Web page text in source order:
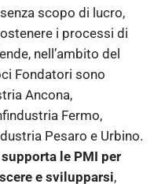
scopo di lucro,
i processi di
nell’ambito del
Fondatori sono
Ancona,
Fermo,
Pesaro e Urbino.
supporta le PMI per
e svilupparsi,